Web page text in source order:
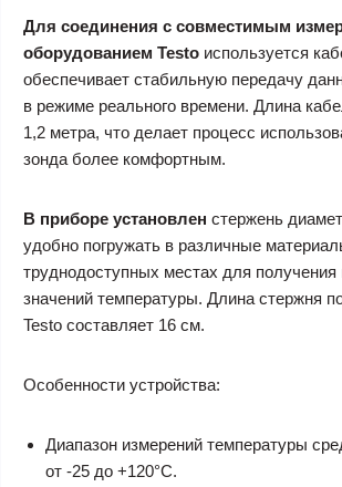
Для соединения с совместимым
оборудованием Testo используется
обеспечивает стабильную передачу
в режиме реального времени. Длина
1,2 метра, что делает процесс
зонда более комфортным.
В приборе установлен стержень
удобно погружать в различные
труднодоступных местах для
значений температуры. Длина стержня
Testo составляет 16 см.
Особенности устройства:
Диапазон измерений температуры
от -25 до +120°С.